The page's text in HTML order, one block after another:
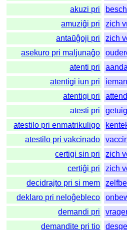
akuzi pri
amuziĝi pri
zich
antaŭĝoji pri
zich
asekuro pri maljunaĝo
atenti pri
atentigi iun pri
atentigi pri
atesti pri
atestilo pri enmatrikuligo
atestilo pri vakcinado
certigi sin pri
zich
certiĝi pri
zich
decidrajto pri si mem
deklaro pri neloĝebleco
demandi pri
demandite pri tio